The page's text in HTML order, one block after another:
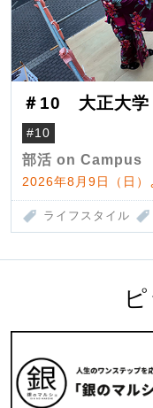
＃10 大正大学
#10
部活 on Campus
2026年8月9日（日
ライフスタイル